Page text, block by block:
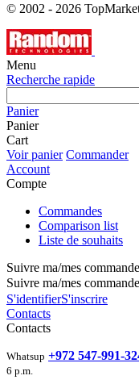
© 2002 - 2026
Menu
Recherche rapide
Panier
Panier
Cart
Voir panier Commander
Account
Compte
Commandes
Comparison list
Liste de souhaits
Suivre ma/mes
Suivre ma/mes
S'identifierS'inscrire
Contacts
Contacts
Whatsup +972 547-991-
6 p.m.